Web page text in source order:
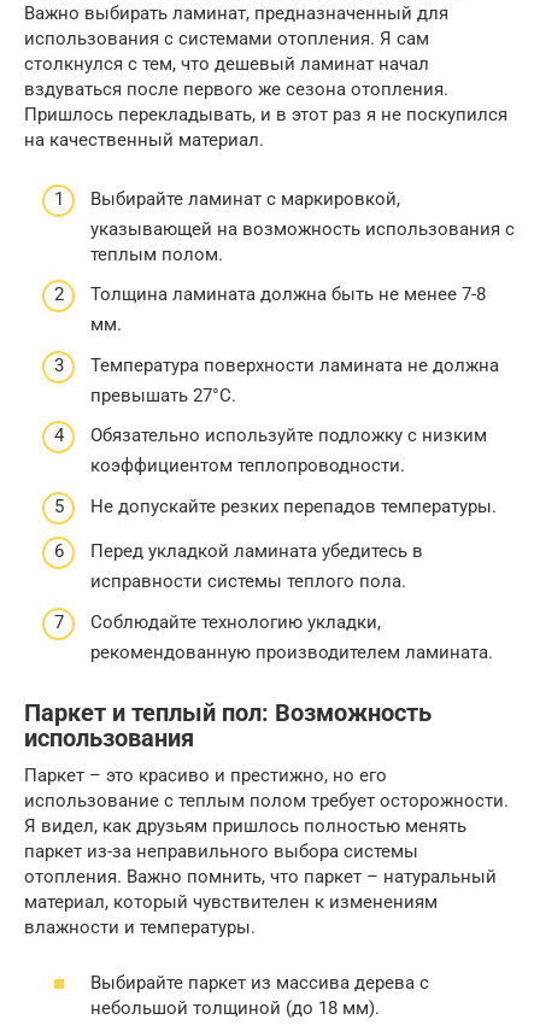
Важно выбирать ламинат, предназначенный для
использования с системами отопления. Я сам
столкнулся с тем, что дешевый ламинат начал
вздуваться после первого же сезона отопления.
Пришлось перекладывать, и в этот раз я не поскупился
на качественный материал.
Выбирайте ламинат с маркировкой,
указывающей на возможность использования с
теплым полом.
Толщина ламината должна быть не менее 7-8
мм.
Температура поверхности ламината не должна
превышать 27°C.
Обязательно используйте подложку с низким
коэффициентом теплопроводности.
Не допускайте резких перепадов температуры.
Перед укладкой ламината убедитесь в
исправности системы теплого пола.
Соблюдайте технологию укладки,
рекомендованную производителем ламината.
Паркет и теплый пол: Возможность
использования
Паркет – это красиво и престижно, но его
использование с теплым полом требует осторожности.
Я видел, как друзьям пришлось полностью менять
паркет из-за неправильного выбора системы
отопления. Важно помнить, что паркет – натуральный
материал, который чувствителен к изменениям
влажности и температуры.
Выбирайте паркет из массива дерева с
небольшой толщиной (до 18 мм).